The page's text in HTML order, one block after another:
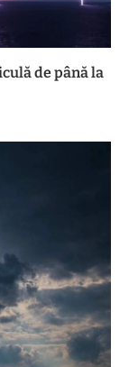
de până la